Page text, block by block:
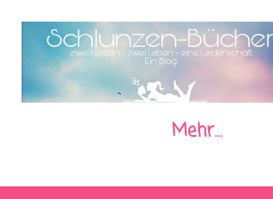
Direkt zum Hauptbereich
Mehr…